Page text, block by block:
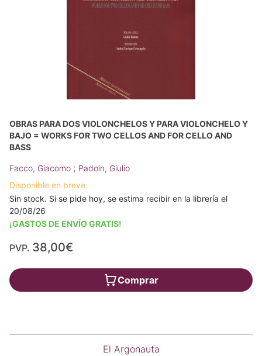
OBRAS PARA DOS VIOLONCHELOS Y PARA VIOLONCHELO Y
BAJO = WORKS FOR TWO CELLOS AND FOR CELLO AND
BASS
Facco, Giacomo ; Padoin, Giulio
Disponible en breve
Sin stock. Si se pide hoy, se estima recibir en la librería el
20/08/26
¡GASTOS DE ENVÍO GRATIS!
PVP. 38,00€
Comprar
El Argonauta